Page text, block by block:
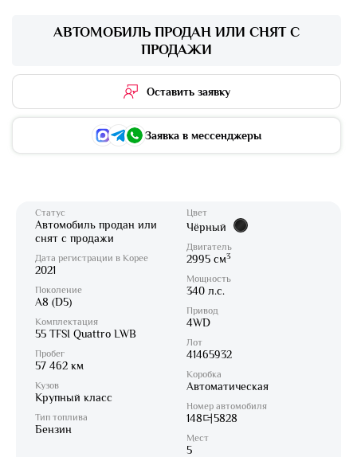
АВТОМОБИЛЬ ПРОДАН ИЛИ СНЯТ С
ПРОДАЖИ
Оставить заявку
Заявка в мессенджеры
Статус
Автомобиль продан или
снят с продажи
Дата регистрации в Корее
2021
Поколение
A8 (D5)
Комплектация
55 TFSI Quattro LWB
Пробег
57 462 км
Кузов
Крупный класс
Тип топлива
Бензин
Цвет
Чёрный
Двигатель
2995 см3
Мощность
340 л.с.
Привод
4WD
Лот
41465932
Коробка
Автоматическая
Номер автомобиля
148더5828
Мест
5